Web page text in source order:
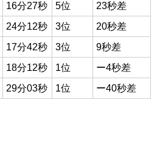
16分27秒 5位
23秒差
24分12秒 3位
20秒差
17分42秒 3位
9秒差
18分12秒 1位
ー4秒差
29分03秒 1位 ー40秒差